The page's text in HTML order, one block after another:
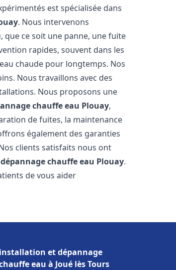
est spécialisée dans
. Nous intervenons
ce soit une panne, une fuite
rapides, souvent dans les
chaude pour longtemps. Nos
Nous travaillons avec des
Nous proposons une
chauffe eau Plouay,
de fuites, la maintenance
également des garanties
clients satisfaits nous ont
chauffe eau Plouay.
de vous aider
installation et dépannage
eau à Joué lès Tours